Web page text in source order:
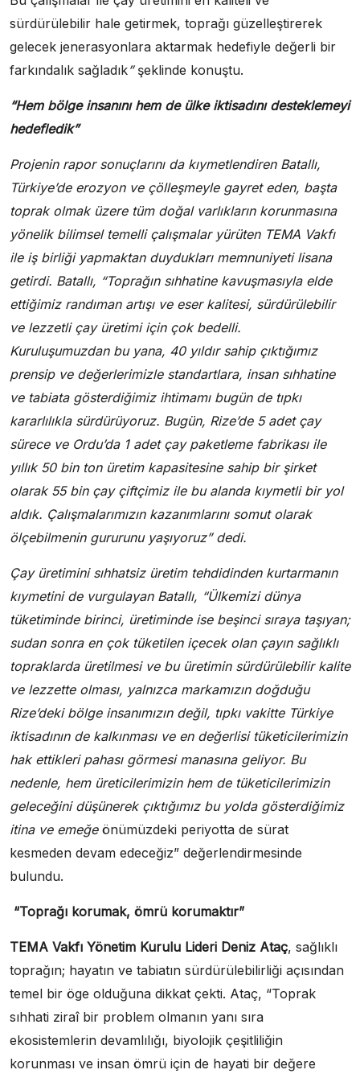
sürdürülebilir hale getirmek, toprağı güzelleştirerek
gelecek jenerasyonlara aktarmak hedefiyle değerli bir
farkındalık sağladık” şeklinde konuştu.
“Hem bölge insanını hem de ülke iktisadını desteklemeyi
hedefledik”
Projenin rapor sonuçlarını da kıymetlendiren Batallı,
Türkiye’de erozyon ve çölleşmeyle gayret eden, başta
toprak olmak üzere tüm doğal varlıkların korunmasına
yönelik bilimsel temelli çalışmalar yürüten TEMA Vakfı
ile iş birliği yapmaktan duydukları memnuniyeti lisana
getirdi. Batallı, “Toprağın sıhhatine kavuşmasıyla elde
ettiğimiz randıman artışı ve eser kalitesi, sürdürülebilir
ve lezzetli çay üretimi için çok bedelli.
Kuruluşumuzdan bu yana, 40 yıldır sahip çıktığımız
prensip ve değerlerimizle standartlara, insan sıhhatine
ve tabiata gösterdiğimiz ihtimamı bugün de tıpkı
kararlılıkla sürdürüyoruz. Bugün, Rize’de 5 adet çay
sürece ve Ordu’da 1 adet çay paketleme fabrikası ile
yıllık 50 bin ton üretim kapasitesine sahip bir şirket
olarak 55 bin çay çiftçimiz ile bu alanda kıymetli bir yol
aldık. Çalışmalarımızın kazanımlarını somut olarak
ölçebilmenin gururunu yaşıyoruz” dedi.
Çay üretimini sıhhatsiz üretim tehdidinden kurtarmanın
kıymetini de vurgulayan Batallı, “Ülkemizi dünya
tüketiminde birinci, üretiminde ise beşinci sıraya taşıyan;
sudan sonra en çok tüketilen içecek olan çayın sağlıklı
topraklarda üretilmesi ve bu üretimin sürdürülebilir kalite
ve lezzette olması, yalnızca markamızın doğduğu
Rize’deki bölge insanımızın değil, tıpkı vakitte Türkiye
iktisadının de kalkınması ve en değerlisi tüketicilerimizin
hak ettikleri pahası görmesi manasına geliyor. Bu
nedenle, hem üreticilerimizin hem de tüketicilerimizin
geleceğini düşünerek çıktığımız bu yolda gösterdiğimiz
itina ve emeğeönümüzdeki periyotta de sürat
kesmeden devam edeceğiz” değerlendirmesinde
bulundu.
“Toprağı korumak, ömrü korumaktır”
TEMA Vakfı Yönetim Kurulu Lideri Deniz Ataç, sağlıklı
toprağın; hayatın ve tabiatın sürdürülebilirliği açısından
temel bir öge olduğuna dikkat çekti. Ataç, “Toprak
sıhhati ziraî bir problem olmanın yanı sıra
ekosistemlerin devamlılığı, biyolojik çeşitliliğin
korunması ve insan ömrü için de hayati bir değere